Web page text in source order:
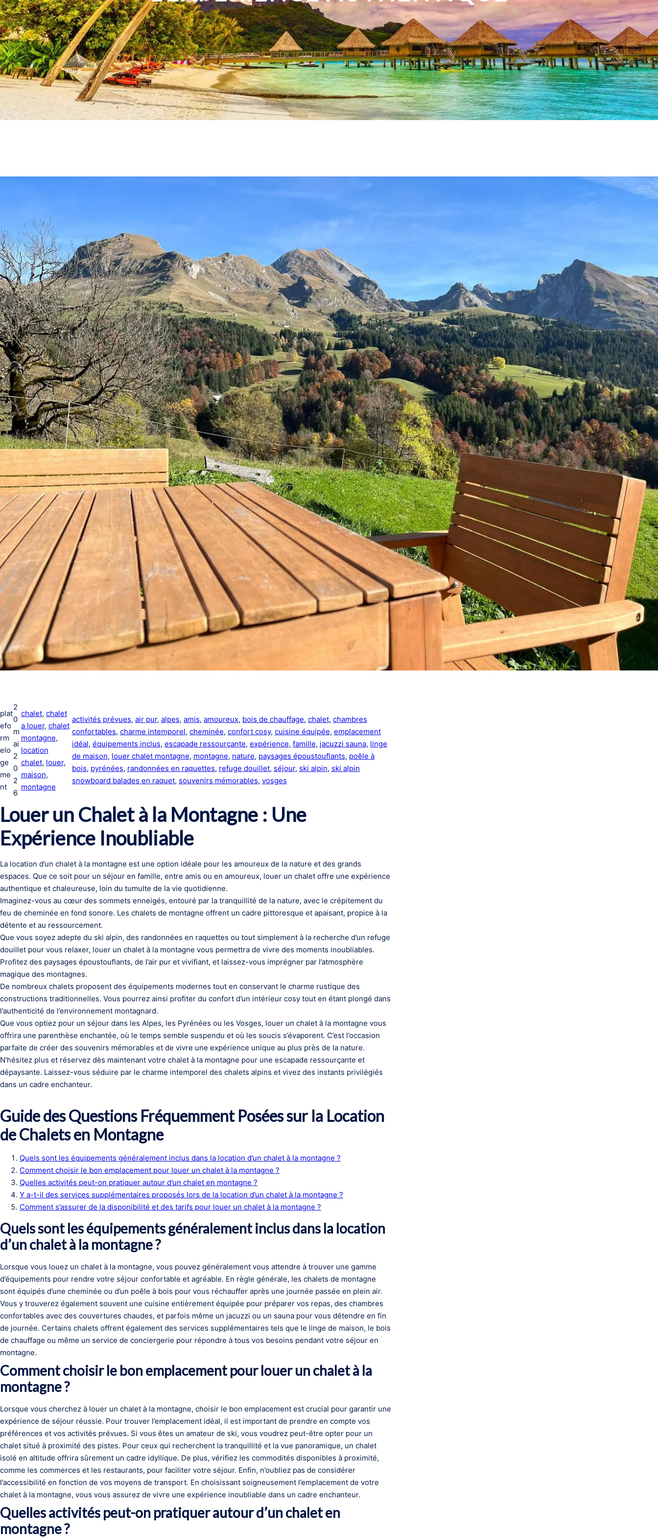
plat
efo
rm
elo
ge
me
nt
2
0
m
ai
2
0
2
6
chalet, chalet
a louer, chalet
montagne
location
chalet, louer
maison
montagne
activités prévues, air pur, alpes, amis, amoureux, bois de chauffage, chalet, chambres
confortables, charme intemporel, cheminée, confort cosy, cuisine équipée, emplacement
idéal, équipements inclus, escapade ressourçante, expérience, famille, jacuzzi sauna, linge
de maison, louer chalet montagne, montagne, nature, paysages époustouflants, poêle à
bois, pyrénées, randonnées en raquettes, refuge douillet, séjour, ski alpin, ski alpin
snowboard balades en raquet, souvenirs mémorables, vosges
Louer un Chalet à la Montagne : Une
Expérience Inoubliable
La location d’un chalet à la montagne est une option idéale pour les amoureux de la nature et des grands
espaces. Que ce soit pour un séjour en famille, entre amis ou en amoureux, louer un chalet offre une expérience
authentique et chaleureuse, loin du tumulte de la vie quotidienne.
Imaginez-vous au cœur des sommets enneigés, entouré par la tranquillité de la nature, avec le crépitement du
feu de cheminée en fond sonore. Les chalets de montagne offrent un cadre pittoresque et apaisant, propice à la
détente et au ressourcement.
Que vous soyez adepte du ski alpin, des randonnées en raquettes ou tout simplement à la recherche d’un refuge
douillet pour vous relaxer, louer un chalet à la montagne vous permettra de vivre des moments inoubliables.
Profitez des paysages époustouflants, de l’air pur et vivifiant, et laissez-vous imprégner par l’atmosphère
magique des montagnes.
De nombreux chalets proposent des équipements modernes tout en conservant le charme rustique des
constructions traditionnelles. Vous pourrez ainsi profiter du confort d’un intérieur cosy tout en étant plongé dans
l’authenticité de l’environnement montagnard.
Que vous optiez pour un séjour dans les Alpes, les Pyrénées ou les Vosges, louer un chalet à la montagne vous
offrira une parenthèse enchantée, où le temps semble suspendu et où les soucis s’évaporent. C’est l’occasion
parfaite de créer des souvenirs mémorables et de vivre une expérience unique au plus près de la nature.
N’hésitez plus et réservez dès maintenant votre chalet à la montagne pour une escapade ressourçante et
dépaysante. Laissez-vous séduire par le charme intemporel des chalets alpins et vivez des instants privilégiés
dans un cadre enchanteur.
Guide des Questions Fréquemment Posées sur la Location
de Chalets en Montagne
Quels sont les équipements généralement inclus dans la location d’un chalet à la montagne ?
Comment choisir le bon emplacement pour louer un chalet à la montagne ?
Quelles activités peut-on pratiquer autour d’un chalet en montagne ?
Y a-t-il des services supplémentaires proposés lors de la location d’un chalet à la montagne ?
Comment s’assurer de la disponibilité et des tarifs pour louer un chalet à la montagne ?
Quels sont les équipements généralement inclus dans la location
d’un chalet à la montagne ?
Lorsque vous louez un chalet à la montagne, vous pouvez généralement vous attendre à trouver une gamme
d’équipements pour rendre votre séjour confortable et agréable. En règle générale, les chalets de montagne
sont équipés d’une cheminée ou d’un poêle à bois pour vous réchauffer après une journée passée en plein air.
Vous y trouverez également souvent une cuisine entièrement équipée pour préparer vos repas, des chambres
confortables avec des couvertures chaudes, et parfois même un jacuzzi ou un sauna pour vous détendre en fin
de journée. Certains chalets offrent également des services supplémentaires tels que le linge de maison, le bois
de chauffage ou même un service de conciergerie pour répondre à tous vos besoins pendant votre séjour en
montagne.
Comment choisir le bon emplacement pour louer un chalet à la
montagne ?
Lorsque vous cherchez à louer un chalet à la montagne, choisir le bon emplacement est crucial pour garantir une
expérience de séjour réussie. Pour trouver l’emplacement idéal, il est important de prendre en compte vos
préférences et vos activités prévues. Si vous êtes un amateur de ski, vous voudrez peut-être opter pour un
chalet situé à proximité des pistes. Pour ceux qui recherchent la tranquillité et la vue panoramique, un chalet
isolé en altitude offrira sûrement un cadre idyllique. De plus, vérifiez les commodités disponibles à proximité,
comme les commerces et les restaurants, pour faciliter votre séjour. Enfin, n’oubliez pas de considérer
l’accessibilité en fonction de vos moyens de transport. En choisissant soigneusement l’emplacement de votre
chalet à la montagne, vous vous assurez de vivre une expérience inoubliable dans un cadre enchanteur.
Quelles activités peut-on pratiquer autour d’un chalet en
montagne ?